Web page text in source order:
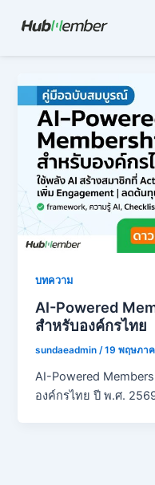
บทความ
AI-Powered
สำหรับองค์กรไทย
sundaeadmin/19 พฤษภา
AI-Powered
องค์กรไทย ปี พ.ศ.